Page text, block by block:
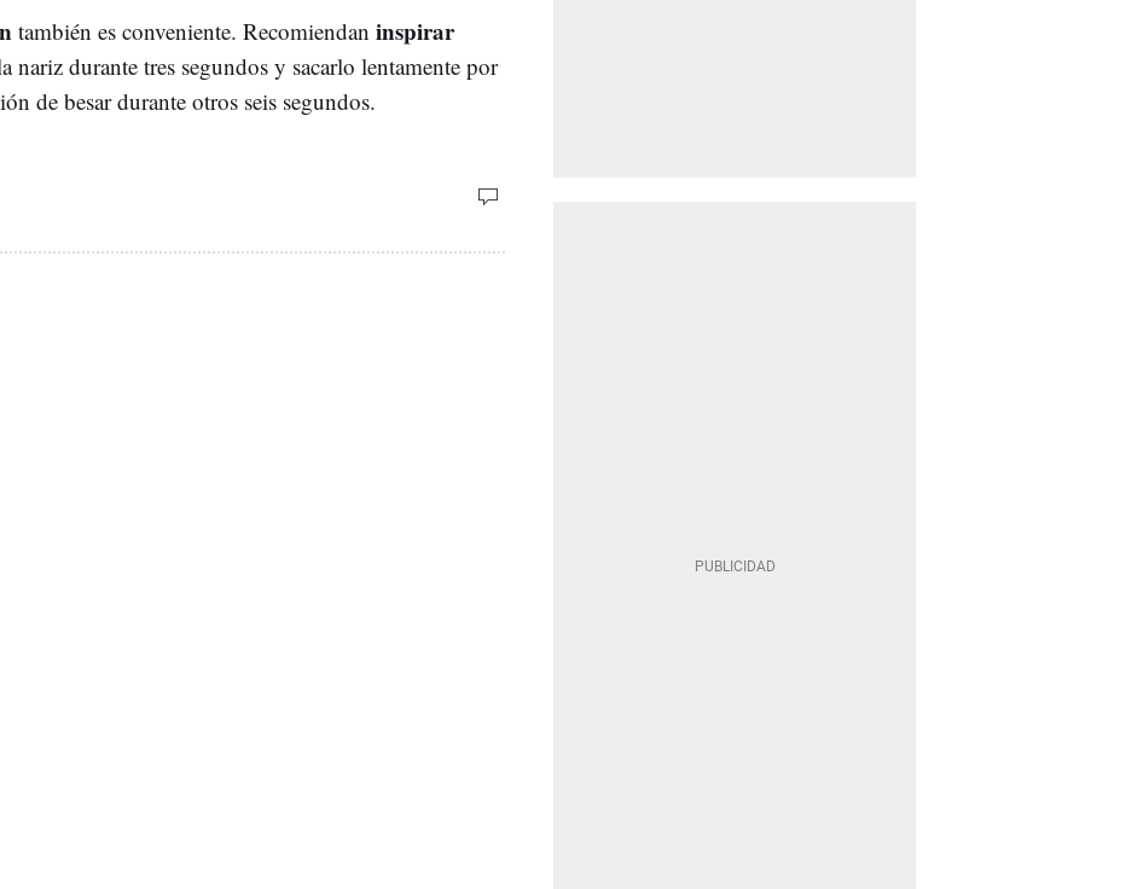
también es conveniente. Recomiendan inspirar
nariz durante tres segundos y sacarlo lentamente por
de besar durante otros seis segundos.